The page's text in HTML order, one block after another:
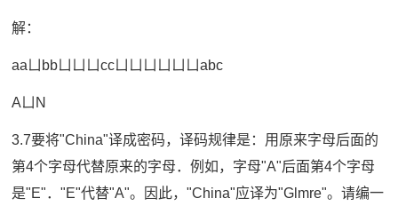
解：
aaㄩbbㄩㄩㄩccㄩㄩㄩㄩㄩㄩabc
AㄩN
3.7要将"China"译成密码，译码规律是：用原来字母后面的
第4个字母代替原来的字母．例如，字母"A"后面第4个字母
是"E"．"E"代替"A"。因此，"China"应译为"Glmre"。请编一